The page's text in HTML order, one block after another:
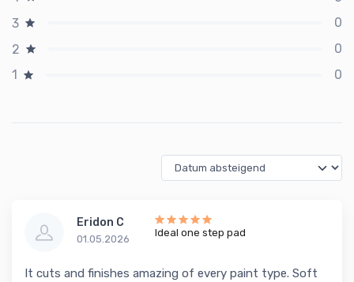
3
0
2
0
1
0
Eridon C
01.05.2026
Ideal one step pad
It cuts and finishes amazing of every paint type. Soft